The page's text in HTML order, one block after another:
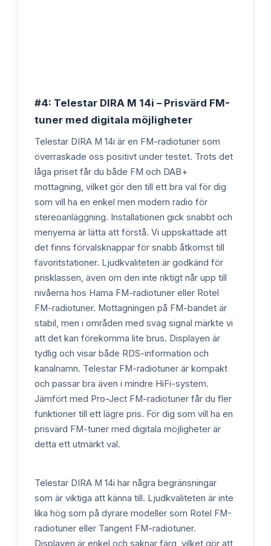
#4: Telestar DIRA M 14i – Prisvärd FM-
tuner med digitala möjligheter
Telestar DIRA M 14i är en FM-radiotuner som
överraskade oss positivt under testet. Trots det
låga priset får du både FM och DAB+
mottagning, vilket gör den till ett bra val för dig
som vill ha en enkel men modern radio för
stereoanläggning. Installationen gick snabbt och
menyerna är lätta att förstå. Vi uppskattade att
det finns förvalsknappar för snabb åtkomst till
favoritstationer. Ljudkvaliteten är godkänd för
prisklassen, även om den inte riktigt når upp till
nivåerna hos Hama FM-radiotuner eller Rotel
FM-radiotuner. Mottagningen på FM-bandet är
stabil, men i områden med svag signal märkte vi
att det kan förekomma lite brus. Displayen är
tydlig och visar både RDS-information och
kanalnamn. Telestar FM-radiotuner är kompakt
och passar bra även i mindre HiFi-system.
Jämfört med Pro-Ject FM-radiotuner får du fler
funktioner till ett lägre pris. För dig som vill ha en
prisvärd FM-tuner med digitala möjligheter är
detta ett utmärkt val.
Telestar DIRA M 14i har några begränsningar
som är viktiga att känna till. Ljudkvaliteten är inte
lika hög som på dyrare modeller som Rotel FM-
radiotuner eller Tangent FM-radiotuner.
Displayen är enkel och saknar färg, vilket gör att